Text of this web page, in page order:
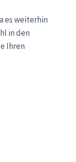
es weiterhin
in den
Ihren